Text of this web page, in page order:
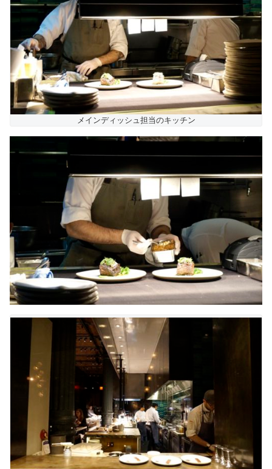
メインディッシュ担当のキッチン